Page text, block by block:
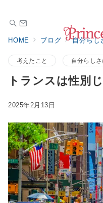
HOME ブログ 自分らし
考えたこと 自分らし
トランスは性別
2025年2月13日